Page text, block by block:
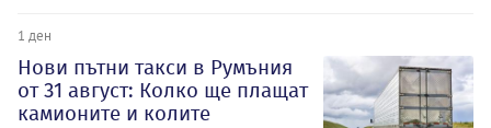
1 ден
Нови пътни такси в Румъния
от 31 август: Колко ще плащат
камионите и колите